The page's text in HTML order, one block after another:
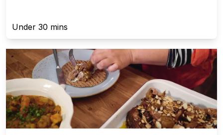
Under 30 mins